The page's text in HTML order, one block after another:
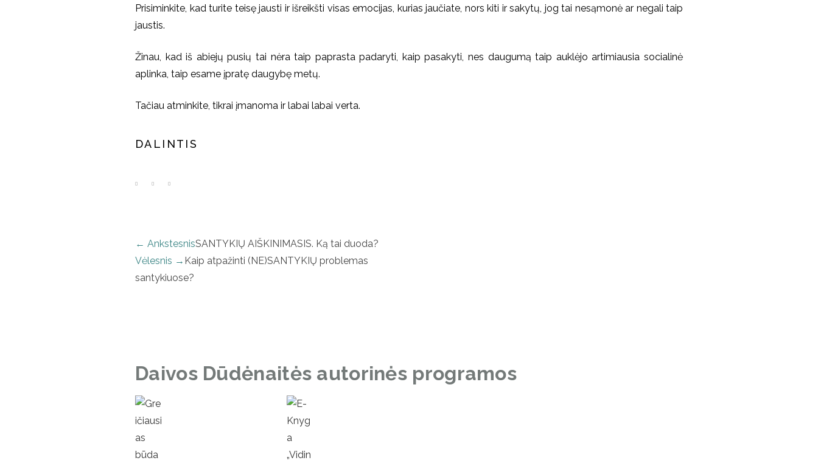
Prisiminkite, kad turite teisę jausti ir išreikšti visas emocijas, kurias jaučiate, nors kiti ir sakytų, jog tai nesąmonė ar negali taip
jaustis.
Žinau, kad iš abiejų pusių tai nėra taip paprasta padaryti, kaip pasakyti, nes daugumą taip auklėjo artimiausia socialinė
aplinka, taip esame įpratę daugybę metų.
Tačiau atminkite, tikrai įmanoma ir labai labai verta.
DALINTIS
← AnkstesnisSANTYKIŲ AIŠKINIMASIS. Ką tai duoda?
Vėlesnis → Kaip atpažinti (NE)SANTYKIŲ problemas
santykiuose?
Daivos Dūdėnaitės autorinės programos